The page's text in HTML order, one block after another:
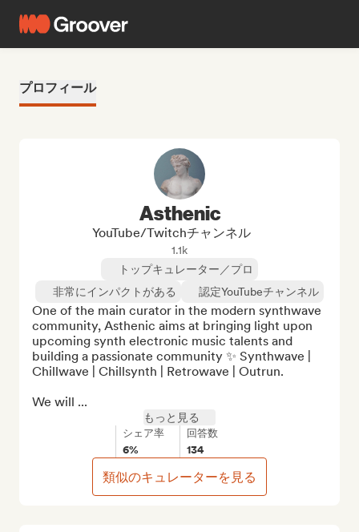
プロフィール
Asthenic
YouTube/Twitchチャンネル
1.1k
トップキュレーター／プロ
非常にインパクトがある
認定YouTubeチャンネル
One of the main curator in the modern synthwave
community, Asthenic aims at bringing light upon
upcoming synth electronic music talents and
building a passionate community ✨ Synthwave |
Chillwave | Chillsynth | Retrowave | Outrun.
We will ...
もっと見る
シェア率
6%
回答数
134
類似のキュレーターを見る